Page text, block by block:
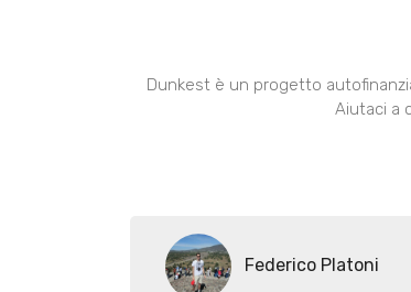
Dunkest è un progetto
Aiutaci a
Federico Platoni